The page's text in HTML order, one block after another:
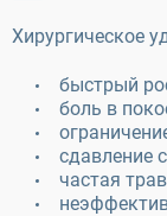
Хирургическое
быстрый
боль в
сдавление
частая